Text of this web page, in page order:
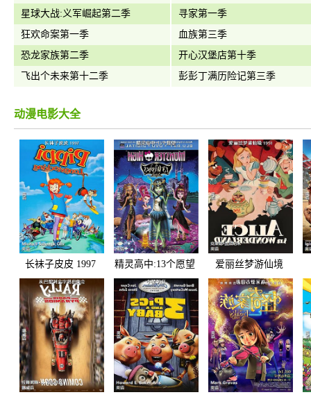
星球大战:义军崛起第二季
寻家第一季
狂欢命案第一季
血族第三季
恐龙家族第二季
开心汉堡店第十季
飞出个未来第十二季
彭彭丁满历险记第三季
动漫电影大全
长袜子皮皮 1997 精灵高中:13个愿望
爱丽丝梦游仙境
1951